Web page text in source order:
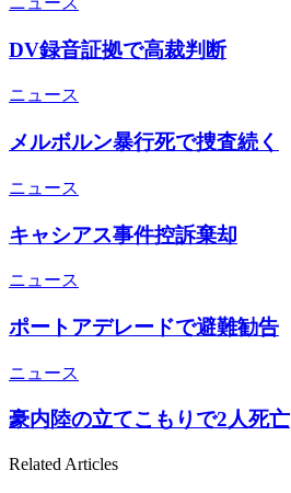
DV録音証拠で高裁判断
ニュース
メルボルン暴行死で捜査続く
ニュース
キャシアス事件控訴棄却
ニュース
ポートアデレードで避難勧告
ニュース
豪内陸の立てこもりで2人死亡
Related Articles